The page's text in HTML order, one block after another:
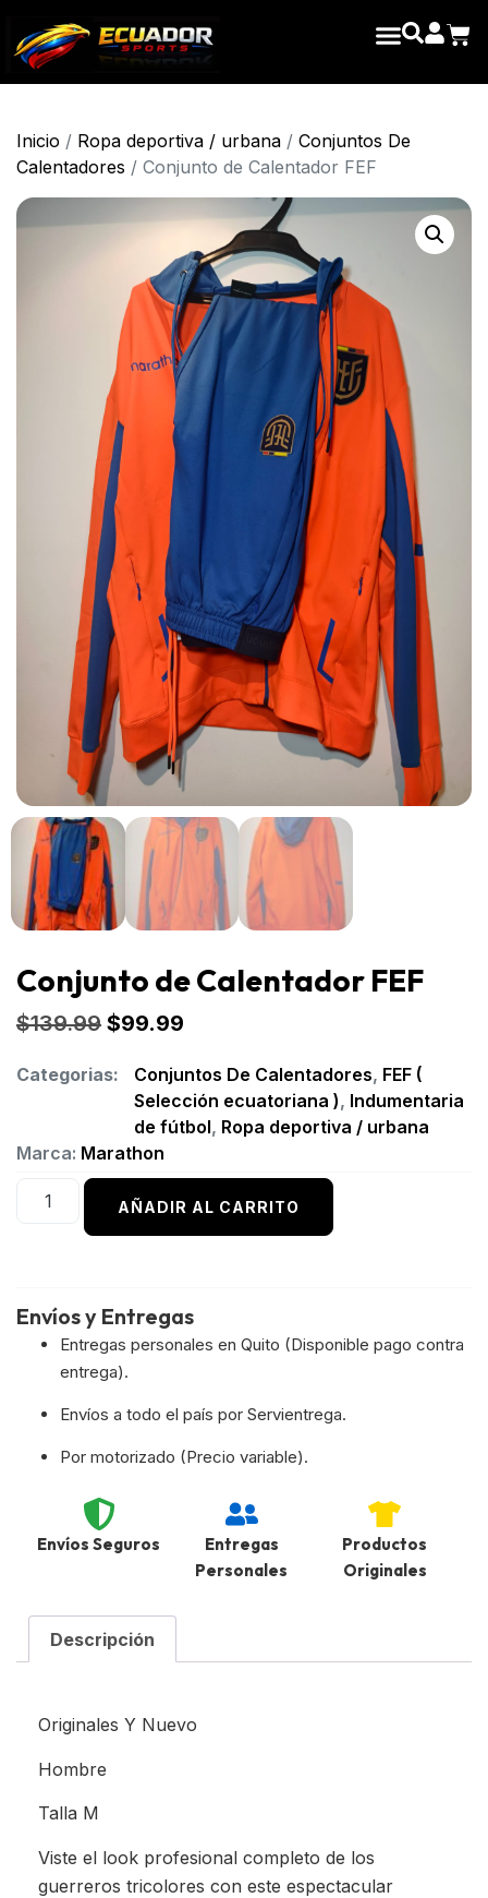
Inicio / Ropa deportiva / urbana / Conjuntos De
Calentadores / Conjunto de Calentador FEF
Conjunto de Calentador FEF
$139.99 $99.99
Categorias: Conjuntos De Calentadores, FEF (
Selección ecuatoriana ), Indumentaria
de fútbol, Ropa deportiva / urbana
Marca: Marathon
AÑADIR AL CARRITO
Envíos y Entregas
Entregas personales en Quito (Disponible pago contra
entrega).
Envíos a todo el país por Servientrega.
Por motorizado (Precio variable).
Envíos Seguros
Entregas
Personales
Productos
Originales
Descripción
Originales Y Nuevo
Hombre
Talla M
Viste el look profesional completo de los
guerreros tricolores con este espectacular